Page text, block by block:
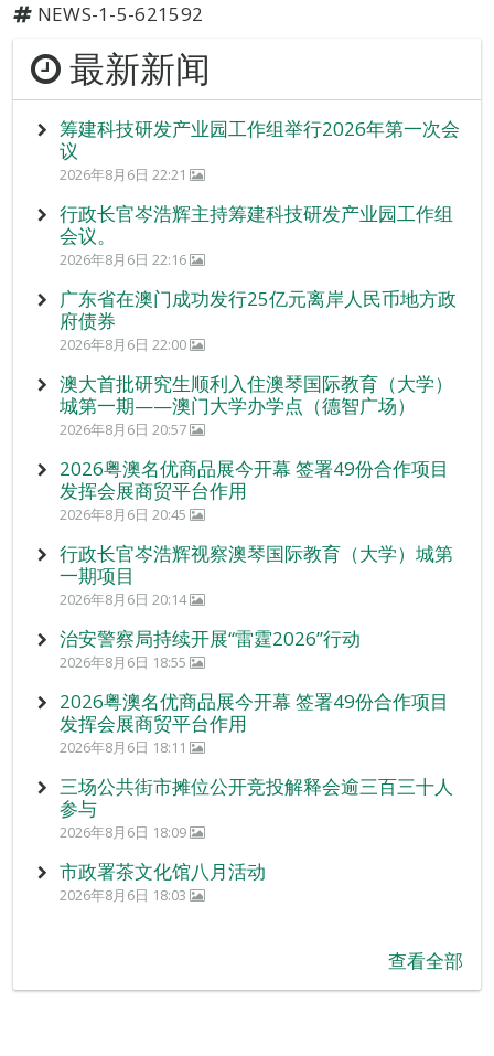
NEWS-1-5-621592
最新新闻
筹建科技研发产业园工作组举行2026年第一次会
议
2026年8月6日 22:21
行政长官岑浩辉主持筹建科技研发产业园工作组
会议。
2026年8月6日 22:16
广东省在澳门成功发行25亿元离岸人民币地方政
府债券
2026年8月6日 22:00
澳大首批研究生顺利入住澳琴国际教育（大学）
城第一期——澳门大学办学点（德智广场）
2026年8月6日 20:57
2026粤澳名优商品展今开幕 签署49份合作项目
发挥会展商贸平台作用
2026年8月6日 20:45
行政长官岑浩辉视察澳琴国际教育（大学）城第
一期项目
2026年8月6日 20:14
治安警察局持续开展“雷霆2026”行动
2026年8月6日 18:55
2026粤澳名优商品展今开幕 签署49份合作项目
发挥会展商贸平台作用
2026年8月6日 18:11
三场公共街市摊位公开竞投解释会逾三百三十人
参与
2026年8月6日 18:09
市政署茶文化馆八月活动
2026年8月6日 18:03
查看全部